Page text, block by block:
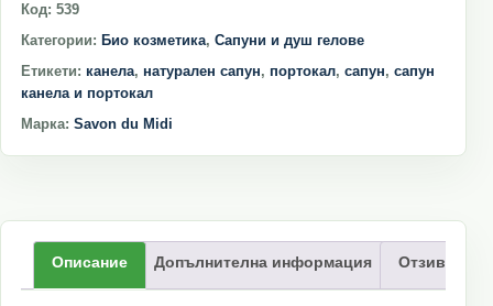
Код: 539
Категории: Био козметика, Сапуни и душ гелове
Етикети: канела, натурален сапун, портокал, сапун, сапун
канела и портокал
Марка: Savon du Midi
Описание Допълнителна информация Отзиви (0)